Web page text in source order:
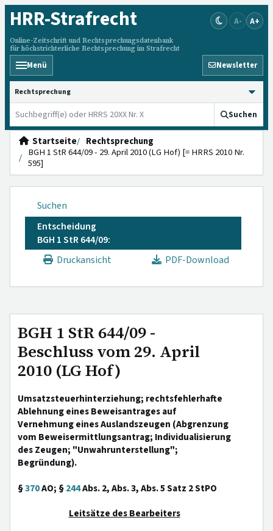
HRR-Strafrecht
Online-Zeitschrift und Rechtsprechungsdatenbank
für höchstrichterliche Rechtsprechung im Strafrecht
A- A+
Menü Newsletter
HRRS durchsuchen
Suchen
Startseite
Rechtsprechung
BGH 1 StR 644/09 - 29. April 2010 (LG Hof) [= HRRS 2010 Nr.
595]
Suchen
Entscheidung
BGH 1 StR 644/09:
Druckansicht
PDF-Download
BGH 1 StR 644/09 -
Beschluss vom 29. April
2010 (LG Hof)
Umsatzsteuerhinterziehung; rechtsfehlerhafte
Ablehnung eines Beweisantrages auf
Vernehmung eines Auslandszeugen (Abgrenzung
vom Beweisermittlungsantrag; Individualisierung
des Zeugen; "Unwahrunterstellung";
Begründung).
§370AO; §244Abs. 2, Abs. 3, Abs. 5 Satz 2 StPO
Leitsätze des Bearbeiters